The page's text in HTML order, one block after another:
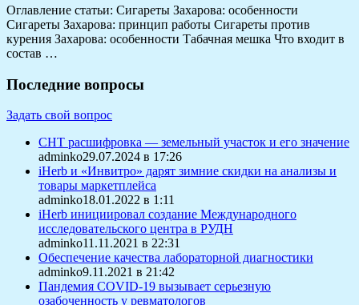
Оглавление статьи: Сигареты Захарова: особенности
Сигареты Захарова: принцип работы Сигареты против
курения Захарова: особенности Табачная мешка Что входит в
состав …
Последние вопросы
Задать свой вопрос
СНТ расшифровка — земельный участок и его значение
adminko29.07.2024 в 17:26
iHerb и «Инвитро» дарят зимние скидки на анализы и
товары маркетплейса
adminko18.01.2022 в 1:11
iHerb инициировал создание Международного
исследовательского центра в РУДН
adminko11.11.2021 в 22:31
Обеспечение качества лабораторной диагностики
adminko9.11.2021 в 21:42
Пандемия COVID-19 вызывает серьезную
озабоченность у ревматологов